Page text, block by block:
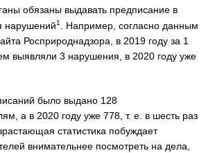
обязаны выдавать предписание в
нарушений1
. Например, согласно данным
Росприроднадзора, в 2019 году за 1
выявляли 3 нарушения, в 2020 году уже
было выдано 128
а в 2020 году уже 778, т. е. в шесть раз
статистика побуждает
внимательнее посмотреть на дела,